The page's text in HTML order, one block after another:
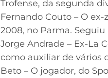
Trofense, da segunda
Fernando Couto – O
2008, no Parma.
Jorge Andrade – Ex-La
como auxiliar de vários
Beto – O jogador, do